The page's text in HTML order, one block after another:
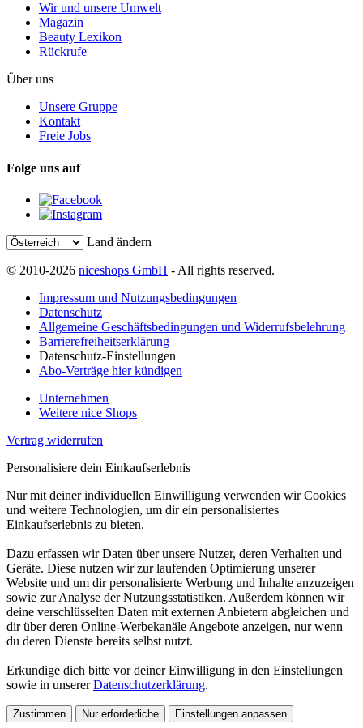
Wir und unsere Umwelt
Magazin
Beauty Lexikon
Rückrufe
Über uns
Unsere Gruppe
Kontakt
Freie Jobs
Folge uns auf
Land ändern
© 2010-2026 niceshops GmbH - All rights reserved.
Impressum und Nutzungsbedingungen
Datenschutz
Allgemeine Geschäftsbedingungen und Widerrufsbelehrung
Barrierefreiheitserklärung
Datenschutz-Einstellungen
Abo-Verträge hier kündigen
Unternehmen
Weitere nice Shops
Vertrag widerrufen
Personalisiere dein Einkaufserlebnis
Nur mit deiner individuellen Einwilligung verwenden wir Cookies
und weitere Technologien, um dir ein personalisiertes
Einkaufserlebnis zu bieten.
Dazu erfassen wir Daten über unsere Nutzer, deren Verhalten und
Geräte. Diese nutzen wir zur laufenden Optimierung unserer
Website und um dir personalisierte Werbung und Inhalte anzuzeigen
sowie zur Analyse der Nutzungsstatistiken. Außerdem können wir
deine verschlüsselten Daten mit externen Anbietern abgleichen und
dir über deren Online-Werbekanäle Angebote anzeigen, nur wenn
du deren Dienste bereits selbst nutzt.
Erkundige dich bitte vor deiner Einwilligung in den Einstellungen
sowie in unsererDatenschutzerklärung.
Zustimmen Nur erforderliche Einstellungen anpassen